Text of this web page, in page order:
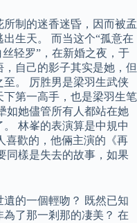
制的迷香迷昏，因而被孟
生天。 而当这个“孤意在
轻罗”，在新婚之夜，于
自己的影子其实是她，但
。 厉胜男是梁羽生武侠
第一高手，也是梁羽生笔
如她儘管所有人都站在她
林峯的表演算是中規中
喜歡的，他倆主演的《再
同樣是失去的故事，如果
的一個輕吻？ 既然已知
了那一剎那的凄美？ 在